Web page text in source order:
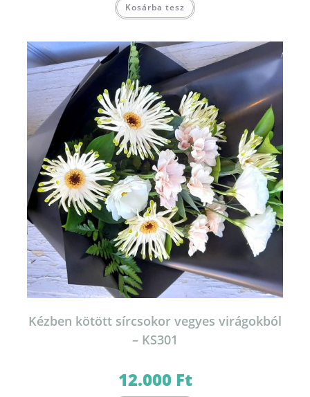
Kosárba tesz
Kézben kötött sírcsokor vegyes virágokból
– KS301
12.000 Ft